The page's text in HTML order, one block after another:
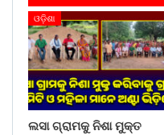
ଓଡ଼ିଶା
ଲସା ଗ୍ରାମକୁ ନିଶା ମୁକ୍ତ